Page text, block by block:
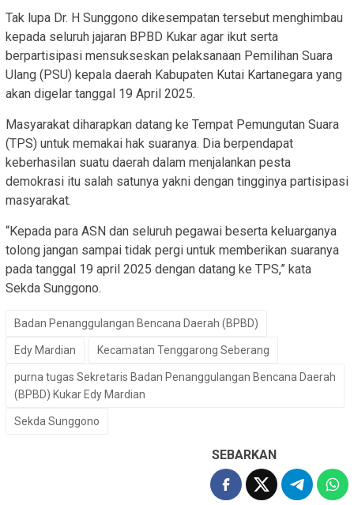
Tak lupa Dr. H Sunggono dikesempatan tersebut menghimbau
kepada seluruh jajaran BPBD Kukar agar ikut serta
berpartisipasi mensukseskan pelaksanaan Pemilihan Suara
Ulang (PSU) kepala daerah Kabupaten Kutai Kartanegara yang
akan digelar tanggal 19 April 2025.
Masyarakat diharapkan datang ke Tempat Pemungutan Suara
(TPS) untuk memakai hak suaranya. Dia berpendapat
keberhasilan suatu daerah dalam menjalankan pesta
demokrasi itu salah satunya yakni dengan tingginya partisipasi
masyarakat.
“Kepada para ASN dan seluruh pegawai beserta keluarganya
tolong jangan sampai tidak pergi untuk memberikan suaranya
pada tanggal 19 april 2025 dengan datang ke TPS,” kata
Sekda Sunggono.
Badan Penanggulangan Bencana Daerah (BPBD)
Edy Mardian Kecamatan Tenggarong Seberang
purna tugas Sekretaris Badan Penanggulangan Bencana Daerah
(BPBD) Kukar Edy Mardian
Sekda Sunggono
SEBARKAN